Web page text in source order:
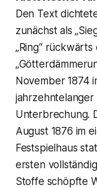
Den Text
zunächst als
„Ring“
November 1874
Unterbrechung.
August 1876 im
Festspielhaus
ersten
Stoffe schöpfte